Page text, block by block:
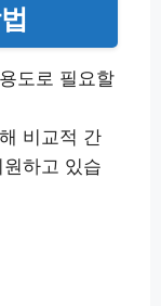
도로 필요할
비교적 간
하고 있습